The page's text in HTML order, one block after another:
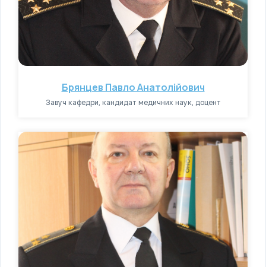
Брянцев Павло Анатолійович
Завуч кафедри, кандидат медичних наук, доцент